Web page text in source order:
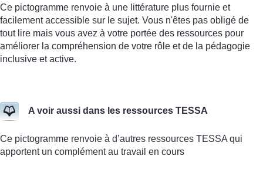
Ce pictogramme renvoie à une littérature plus fournie et
facilement accessible sur le sujet. Vous n'êtes pas obligé de
tout lire mais vous avez à votre portée des ressources pour
améliorer la compréhension de votre rôle et de la pédagogie
inclusive et active.
A voir aussi dans les ressources TESSA
Ce pictogramme renvoie à d’autres ressources TESSA qui
apportent un complément au travail en cours